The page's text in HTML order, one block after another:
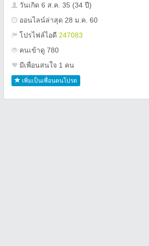
วันเกิด 6 ส.ค. 35 (34 ปี)
ออนไลน์ล่าสุด 28 ม.ค. 60
โปรไฟล์ไอดี 247083
คนเข้าดู 780
มีเพื่อนสนใจ 1 คน
เพิ่มเป็นเพื่อนคนโปรด